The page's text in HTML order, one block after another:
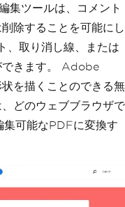
集ツールは、コメント
除することを可能にし
、取り消し線、または
できます。 Adobe
を描くことのできる無
どのウェブブラウザで
集可能なPDFに変換す